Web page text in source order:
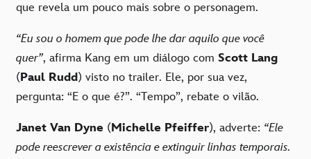
que revela um pouco mais sobre o personagem.
“Eu sou o homem que pode lhe dar aquilo que você
quer”, afirma Kang em um diálogo com Scott Lang
(Paul Rudd) visto no trailer. Ele, por sua vez,
pergunta: “E o que é?”. “Tempo”, rebate o vilão.
Janet Van Dyne (Michelle Pfeiffer), adverte: “Ele
pode reescrever a existência e extinguir linhas temporais.